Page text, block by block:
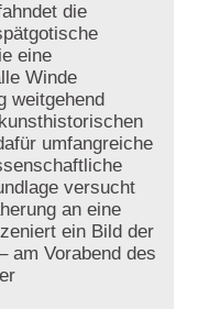
die
eine
Winde
weitgehend
umfangreiche
versucht
an eine
ein Bild der
am Vorabend des